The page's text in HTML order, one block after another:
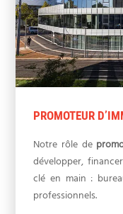
PROMOTEUR
Notre rôle de
développer,
clé en main :
professionnels.